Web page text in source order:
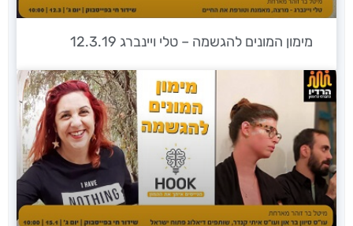
מימון המונים להגשמה – טלי ויינברג 12.3.19